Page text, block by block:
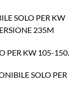
SOLO PER KW
235M
PER KW 105-150.
SOLO PER